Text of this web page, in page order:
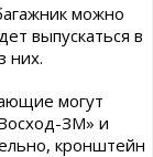
можно
выпускаться в
них.
могут
ЗМ» и
кронштейн